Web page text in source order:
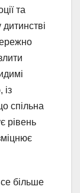
та
дитинстві
із
спільна
рівень
більше